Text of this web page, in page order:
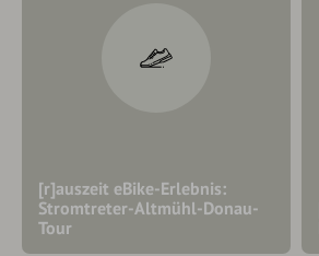
[r]auszeit eBike-Erlebnis:
Stromtreter-Altmühl-Donau-
Tour